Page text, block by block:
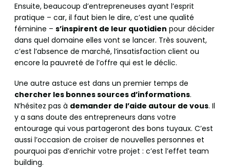
Ensuite, beaucoup d’entrepreneuses ayant l’esprit
pratique – car, il faut bien le dire, c’est une qualité
féminine – s’inspirent de leur quotidien pour décider
dans quel domaine elles vont se lancer. Très souvent,
c’est l’absence de marché, l’insatisfaction client ou
encore la pauvreté de l’offre qui est le déclic.
Une autre astuce est dans un premier temps de
chercher les bonnes sources d’informations.
N’hésitez pas à demander de l’aide autour de vous. Il
y a sans doute des entrepreneurs dans votre
entourage qui vous partageront des bons tuyaux. C’est
aussi l’occasion de croiser de nouvelles personnes et
pourquoi pas d’enrichir votre projet : c’est l’effet team
building.